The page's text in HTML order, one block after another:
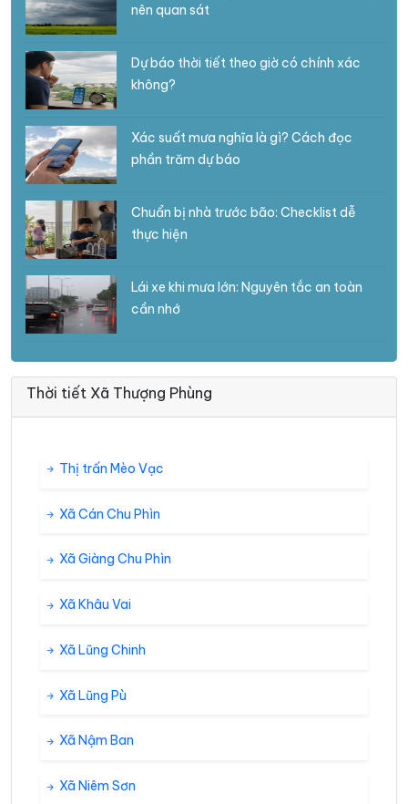
nên quan sát
Dự báo thời tiết theo giờ có chính xác
không?
Xác suất mưa nghĩa là gì? Cách đọc
phần trăm dự báo
Chuẩn bị nhà trước bão: Checklist dễ
thực hiện
Lái xe khi mưa lớn: Nguyên tắc an toàn
cần nhớ
Thời tiết Xã Thượng Phùng
Thị trấn Mèo Vạc
Xã Cán Chu Phìn
Xã Giàng Chu Phìn
Xã Khâu Vai
Xã Lũng Chinh
Xã Lũng Pù
Xã Nậm Ban
Xã Niêm Sơn